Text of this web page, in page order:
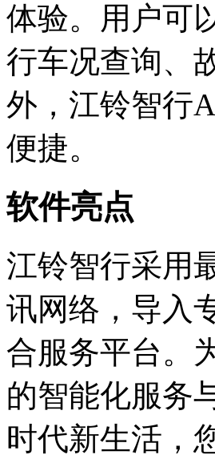
体验。用户可
行车况查询、
外，江铃智行
便捷。
软件亮点
江铃智行采用
讯网络，导入
合服务平台。
的智能化服务
时代新生活，